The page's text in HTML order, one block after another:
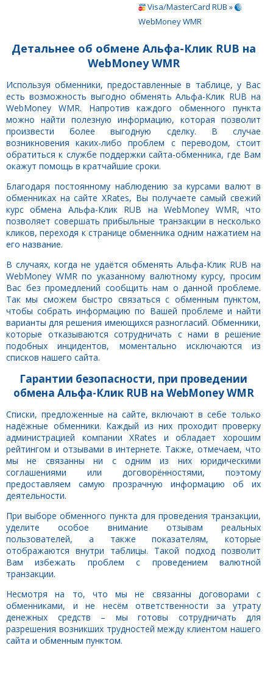
Visa/MasterCard RUB »
WebMoney WMR
Детальнее об обмене Альфа-Клик RUB на
WebMoney WMR
Используя обменники, предоставленные в таблице, у Вас
есть возможность выгодно обменять Альфа-Клик RUB на
WebMoney WMR. Напротив каждого обменного пункта
можно найти полезную информацию, которая позволит
произвести более выгодную сделку. В случае
возникновения каких-либо проблем с переводом, стоит
обратиться к службе поддержки сайта-обменника, где Вам
окажут помощь в кратчайшие сроки.
Благодаря постоянному наблюдению за курсами валют в
обменниках на сайте XRates, Вы получаете самый свежий
курс обмена Альфа-Клик RUB на WebMoney WMR, что
позволяет совершать прибыльные транзакции в несколько
кликов, переходя к странице обменника одним нажатием на
его название.
В случаях, когда не удаётся обменять Альфа-Клик RUB на
WebMoney WMR по указанному валютному курсу, просим
Вас без промедлений сообщить нам о данной проблеме.
Так мы сможем быстро связаться с обменным пунктом,
чтобы собрать информацию по Вашей проблеме и найти
варианты для решения имеющихся разногласий. Обменники,
которые отказываются сотрудничать с нами в решение
подобных инцидентов, моментально исключаются из
списков нашего сайта.
Гарантии безопасности, при проведении
обмена Альфа-Клик RUB на WebMoney WMR
Списки, предложенные на сайте, включают в себе только
надёжные обменники. Каждый из них проходит проверку
администрацией компании XRates и обладает хорошим
рейтингом и отзывами в интернете. Также, отмечаем, что
мы не связанны ни с одним из них юридическими
соглашениями или договорённостями, поэтому
предоставляем самую прозрачную информацию об их
деятельности.
При выборе обменного пункта для проведения транзакции,
уделите особое внимание отзывам реальных
пользователей, а также показателям, которые
отображаются внутри таблицы. Такой подход позволит
Вам избежать проблем с проведением валютной
транзакции.
Несмотря на то, что мы не связанны договорами с
обменниками, и не несём ответственности за утрату
денежных средств – мы готовы сотрудничать для
разрешения возникших трудностей между клиентом нашего
сайта и обменным пунктом.